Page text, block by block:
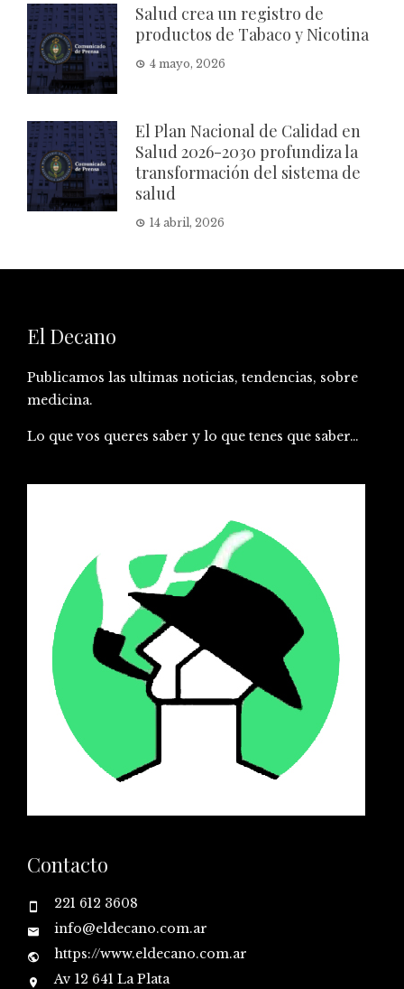
Salud crea un registro de
productos de Tabaco y Nicotina
4 mayo, 2026
El Plan Nacional de Calidad en
Salud 2026-2030 profundiza la
transformación del sistema de
salud
14 abril, 2026
El Decano
Publicamos las ultimas noticias, tendencias, sobre
medicina.
Lo que vos queres saber y lo que tenes que saber…
Contacto
221 612 3608
info@eldecano.com.ar
https://www.eldecano.com.ar
Av 12 641 La Plata